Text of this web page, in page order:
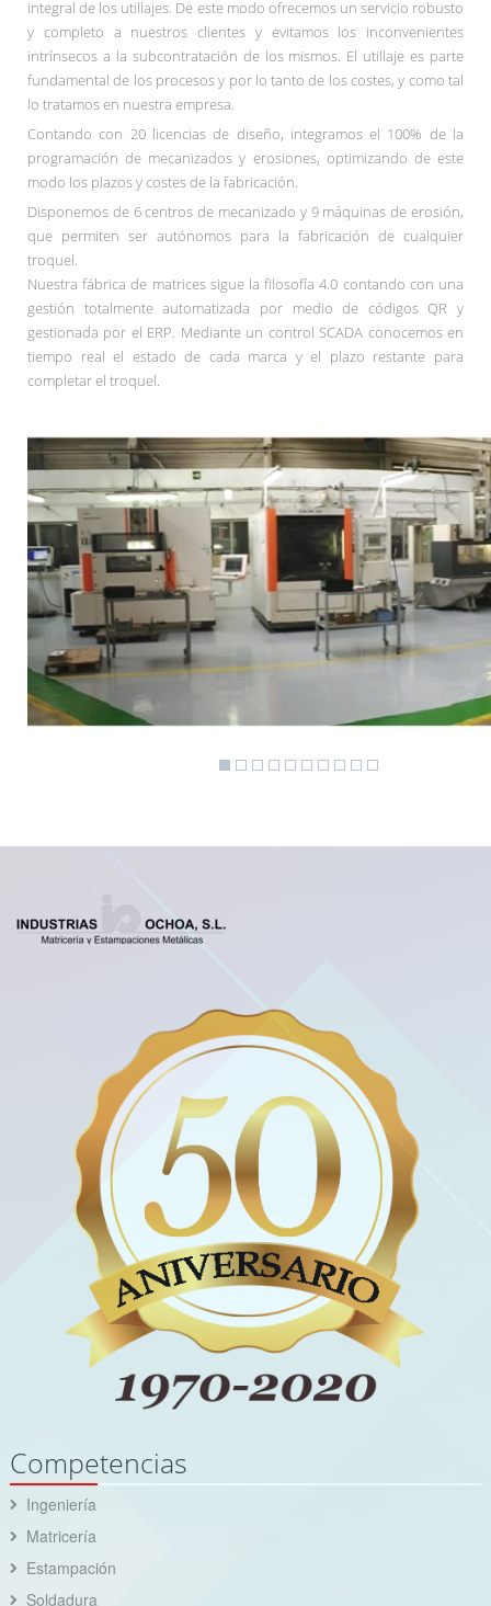
integral de los utillajes. De este modo ofrecemos un servicio robusto
y completo a nuestros clientes y evitamos los inconvenientes
intrínsecos a la subcontratación de los mismos. El utillaje es parte
fundamental de los procesos y por lo tanto de los costes, y como tal
lo tratamos en nuestra empresa.
Contando con 20 licencias de diseño, integramos el 100% de la
programación de mecanizados y erosiones, optimizando de este
modo los plazos y costes de la fabricación.
Disponemos de 6 centros de mecanizado y 9 máquinas de erosión,
que permiten ser autónomos para la fabricación de cualquier
troquel.
Nuestra fábrica de matrices sigue la filosofía 4.0 contando con una
gestión totalmente automatizada por medio de códigos QR y
gestionada por el ERP. Mediante un control SCADA conocemos en
tiempo real el estado de cada marca y el plazo restante para
completar el troquel.
Competencias
Ingeniería
Matricería
Estampación
Soldadura